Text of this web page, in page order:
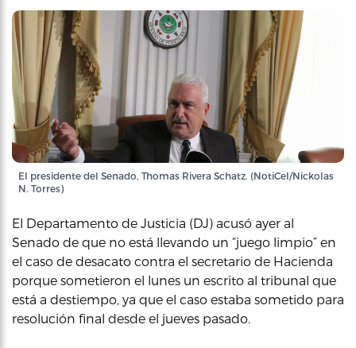
El presidente del Senado, Thomas Rivera Schatz. (NotiCel/Nickolas
N. Torres)
El Departamento de Justicia (DJ) acusó ayer al
Senado de que no está llevando un “juego limpio” en
el caso de desacato contra el secretario de Hacienda
porque sometieron el lunes un escrito al tribunal que
está a destiempo, ya que el caso estaba sometido para
resolución final desde el jueves pasado.